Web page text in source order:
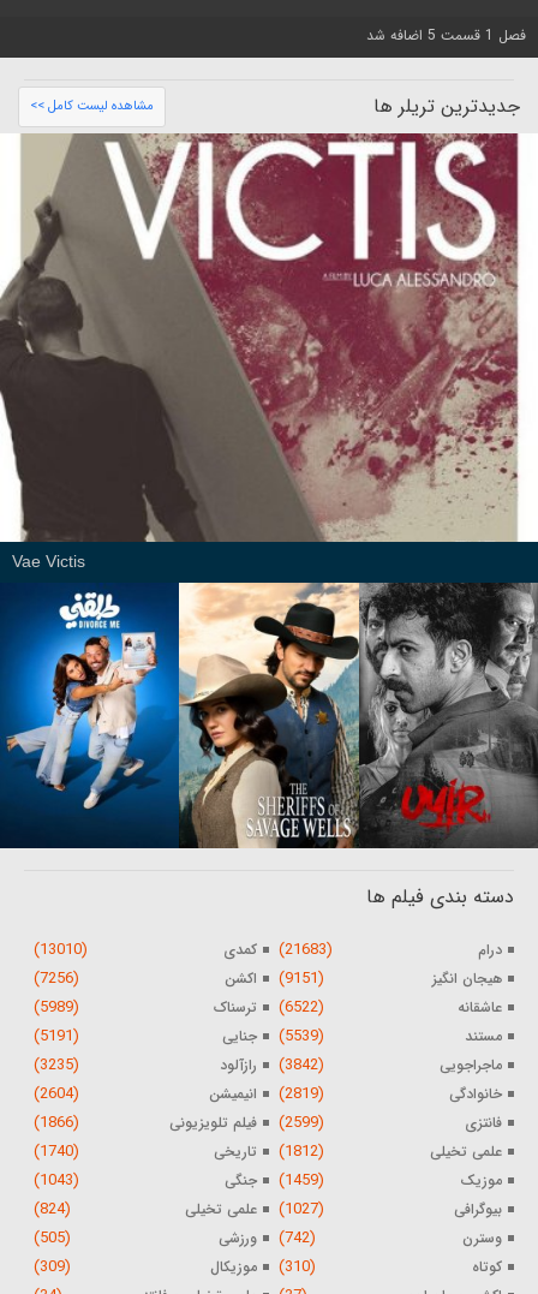
فصل 1 قسمت 5 اضافه شد
جدیدترین تریلر ها مشاهده لیست کامل >>
Vae Victis
دسته بندی فیلم ها
درام (21683) کمدی (13010)
هیجان انگیز (9151) اکشن (7256)
عاشقانه (6522) ترسناک (5989)
مستند (5539) جنایی (5191)
ماجراجویی (3842) رازآلود (3235)
خانوادگی (2819) انیمیشن (2604)
فانتزی (2599) فیلم تلویزیونی (1866)
علمی تخیلی (1812) تاریخی (1740)
موزیک (1459) جنگی (1043)
بیوگرافی (1027) علمی تخیلی (824)
وسترن (742) ورزشی (505)
کوتاه (310) موزیکال (309)